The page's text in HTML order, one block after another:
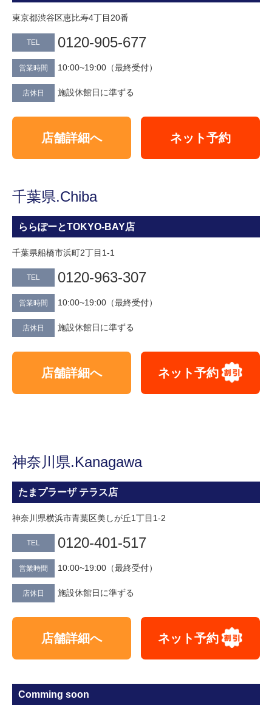
東京都渋谷区恵比寿4丁目20番
TEL 0120-905-677
営業時間 10:00~19:00（最終受付）
店休日 施設休館日に準ずる
店舗詳細へ ネット予約
千葉県.Chiba
ららぽーとTOKYO-BAY店
千葉県船橋市浜町2丁目1-1
TEL 0120-963-307
営業時間 10:00~19:00（最終受付）
店休日 施設休館日に準ずる
店舗詳細へ ネット予約
神奈川県.Kanagawa
たまプラーザ テラス店
神奈川県横浜市青葉区美しが丘1丁目1-2
TEL 0120-401‐517
営業時間 10:00~19:00（最終受付）
店休日 施設休館日に準ずる
店舗詳細へ ネット予約
Comming soon